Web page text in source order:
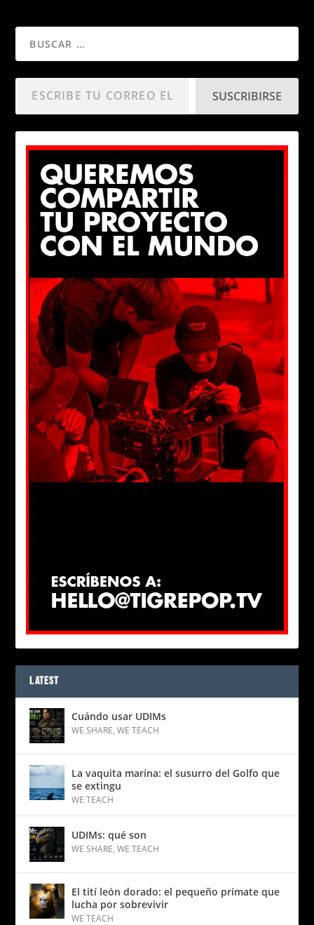
SUSCRIBIRSE
LATEST
Cuándo usar UDIMs
WE SHARE,WE TEACH
La vaquita marina: el susurro del Golfo que
se extingu
WE TEACH
UDIMs: qué son
WE SHARE,WE TEACH
El tití león dorado: el pequeño primate que
lucha por sobrevivir
WE TEACH